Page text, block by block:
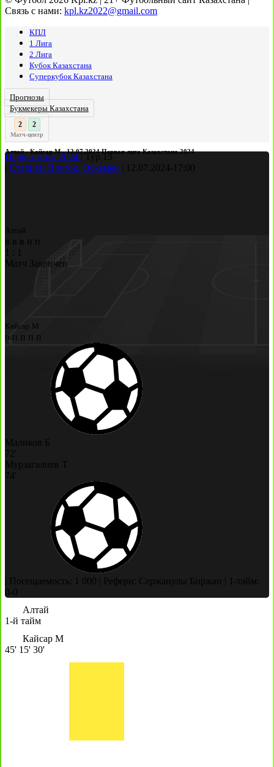
Связь с нами: kpl.kz2022@gmail.com
КПЛ
1 Лига
2 Лига
Кубок Казахстана
Суперкубок Казахстана
Прогнозы
Букмекеры Казахстана
3 : 2
Матч-центр
Алтай - Кайсар М - 12.07.2024 Первая лига Казахстана 2024
Первая лига 2024 | Тур 15
Стадион Восток, Оскемен 12.07.2024- 17:00
Алтай
в в в н
п
1
1
Матч Закончен
Кайсар М
в п п п п
Маликов Б
72'
Мурзагалиев Т
74'
Посещаемость: 1 000 Рефери: Сержанулы Биржан
1-тайм:
0-0
Алтай
1-й тайм
Кайсар М
45' 15' 30'